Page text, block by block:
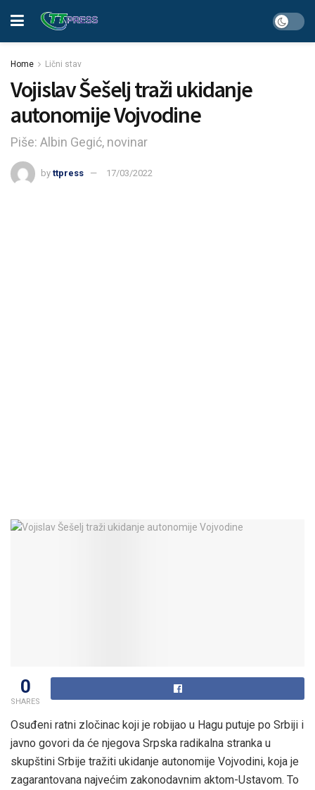
Home Lični stav
Vojislav Šešelj traži ukidanje
autonomije Vojvodine
Piše: Albin Gegić, novinar
by ttpress 17/03/2022
0
SHARES
Osuđeni ratni zločinac koji je robijao u Hagu putuje po Srbiji i
javno govori da će njegova Srpska radikalna stranka u
skupštini Srbije tražiti ukidanje autonomije Vojvodini, koja je
zagarantovana najvećim zakonodavnim aktom-Ustavom. To